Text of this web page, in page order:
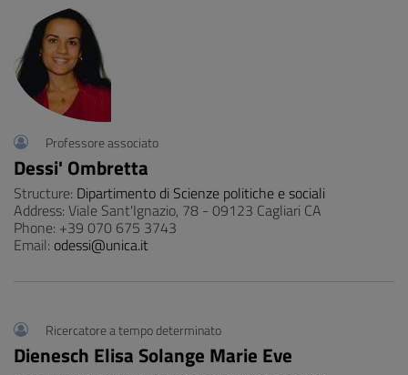
Professore associato
Dessi' Ombretta
Structure: Dipartimento di Scienze politiche e sociali
Address: Viale Sant'Ignazio, 78 - 09123 Cagliari CA
Phone: +39 070 675 3743
Email: odessi@unica.it
Ricercatore a tempo determinato
Dienesch Elisa Solange Marie Eve